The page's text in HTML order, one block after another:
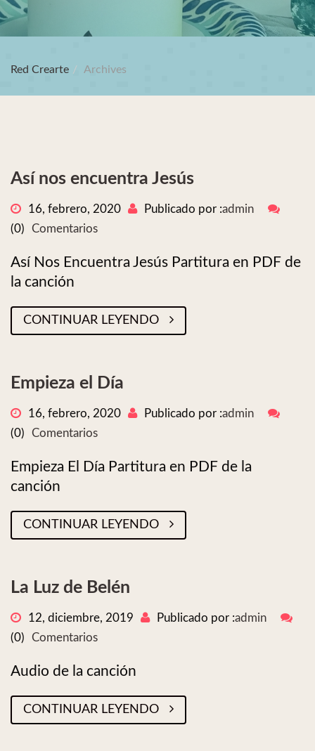
Red Crearte Archives
Así nos encuentra Jesús
16, febrero, 2020 Publicado por :admin
(0)
Comentarios
Así Nos Encuentra Jesús Partitura en PDF de
la canción
CONTINUAR LEYENDO
Empieza el Día
16, febrero, 2020 Publicado por :admin
(0)
Comentarios
Empieza El Día Partitura en PDF de la
canción
CONTINUAR LEYENDO
La Luz de Belén
12, diciembre, 2019 Publicado por :admin
(0)
Comentarios
Audio de la canción
CONTINUAR LEYENDO